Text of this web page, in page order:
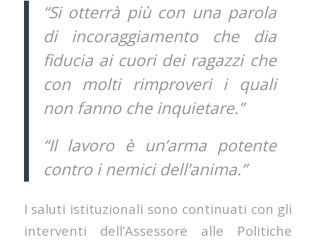
“Si otterrà più con una parola
di incoraggiamento che dia
fiducia ai cuori dei ragazzi che
con molti rimproveri i quali
non fanno che inquietare.”
“Il lavoro è un’arma potente
contro i nemici dell’anima.”
I saluti istituzionali sono continuati con gli
interventi dell’Assessore alle Politiche